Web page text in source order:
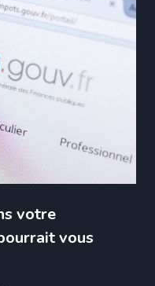
votre
vous